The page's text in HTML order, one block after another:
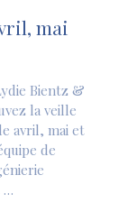
mai
Bientz &
la veille
avril, mai et
de
…